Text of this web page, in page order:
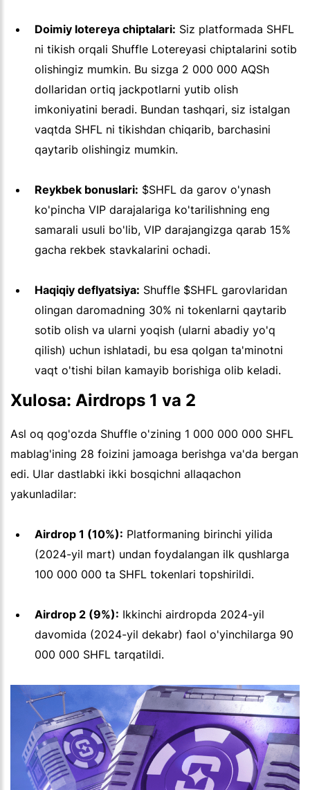
Doimiy lotereya chiptalari: Siz platformada SHFL
ni tikish orqali Shuffle Lotereyasi chiptalarini sotib
olishingiz mumkin. Bu sizga 2 000 000 AQSh
dollaridan ortiq jackpotlarni yutib olish
imkoniyatini beradi. Bundan tashqari, siz istalgan
vaqtda SHFL ni tikishdan chiqarib, barchasini
qaytarib olishingiz mumkin.
Reykbek bonuslari: $SHFL da garov o'ynash
ko'pincha VIP darajalariga ko'tarilishning eng
samarali usuli bo'lib, VIP darajangizga qarab 15%
gacha rekbek stavkalarini ochadi.
Haqiqiy deflyatsiya: Shuffle $SHFL garovlaridan
olingan daromadning 30% ni tokenlarni qaytarib
sotib olish va ularni yoqish (ularni abadiy yo'q
qilish) uchun ishlatadi, bu esa qolgan ta'minotni
vaqt o'tishi bilan kamayib borishiga olib keladi.
Xulosa: Airdrops 1 va 2
Asl oq qog'ozda Shuffle o'zining 1 000 000 000 SHFL
mablag'ining 28 foizini jamoaga berishga va'da bergan
edi. Ular dastlabki ikki bosqichni allaqachon
yakunladilar:
Airdrop 1 (10%): Platformaning birinchi yilida
(2024-yil mart) undan foydalangan ilk qushlarga
100 000 000 ta SHFL tokenlari topshirildi.
Airdrop 2 (9%): Ikkinchi airdropda 2024-yil
davomida (2024-yil dekabr) faol o'yinchilarga 90
000 000 SHFL tarqatildi.